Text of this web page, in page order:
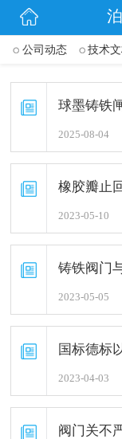
公司动态 技术
球墨铸铁
2025-08-04
橡胶瓣止
2023-05-10
铸铁阀门
2023-05-05
国标德标
2023-04-03
阀门关不